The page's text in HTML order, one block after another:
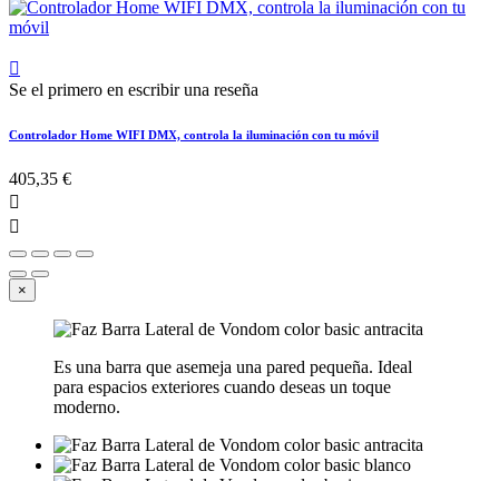

Se el primero en escribir una reseña
Controlador Home WIFI DMX, controla la iluminación con tu móvil
405,35 €


×
Es una barra que asemeja una pared pequeña. Ideal
para espacios exteriores cuando deseas un toque
moderno.